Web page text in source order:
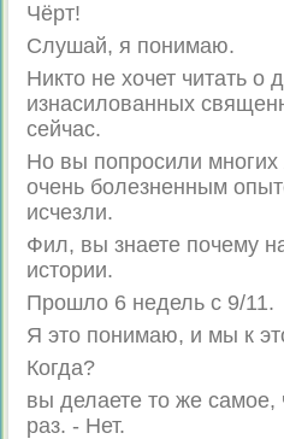
Чёрт!
Слушай, я понимаю.
Никто не хочет читать о
изнасилованных
сейчас.
Но вы попросили
очень болезненным
исчезли.
Фил, вы знаете почему
истории.
Прошло 6 недель с 9/11.
Я это понимаю, и мы к
Когда?
вы делаете то же
раз. - Нет.